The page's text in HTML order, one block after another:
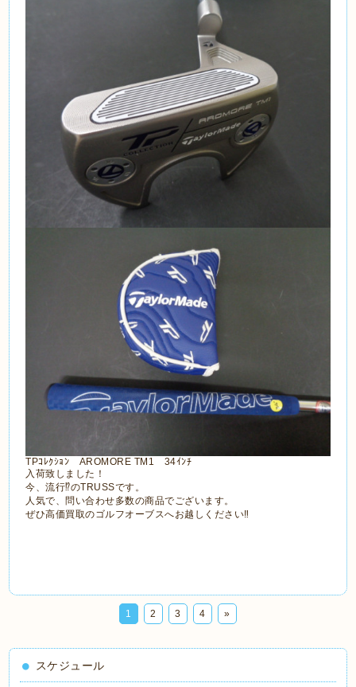
TPｺﾚｸｼｮﾝ AROMORE TM1 34ｲﾝﾁ
入荷致しました！
今、流行⁉のTRUSSです。
人気で、問い合わせ多数の商品でございます。
ぜひ高価買取のゴルフオーブスへお越しください‼
1 2 3 4 »
スケジュール